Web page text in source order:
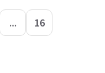
... 16